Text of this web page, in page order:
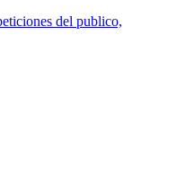
del publico,